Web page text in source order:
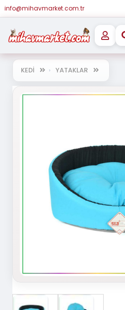
info@mihavmarket.com.tr
KEDİ YATAKLAR